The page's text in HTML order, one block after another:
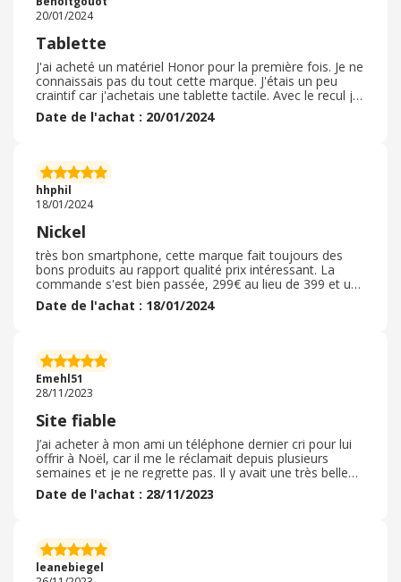
y et particulièrement sur ce site ou j'ai pu bénéficier du
meilleur prix.
20/01/2024
Tablette
J'ai acheté un matériel Honor pour la première fois. Je ne
connaissais pas du tout cette marque. J'étais un peu
craintif car j'achetais une tablette tactile. Avec le recul je
suis extrêmement satisfait. Le produit est très qualitatif,
je l'utilise depuis 4 mois et je suis ravi, pas de bug et un
difficile sur les produits technologiques. Je referai un
achat d'un produit de cette marque en toute confiance.
Je la recommande.
Date de l'achat : 20/01/2024
hhphil
18/01/2024
Nickel
très bon smartphone, cette marque fait toujours des
bons produits au rapport qualité prix intéressant. La
commande s'est bien passée, 299€ au lieu de 399 et une
paire d'écouteurs offerts. Le son est pas mal pour le prix.
Le site est bien fait, clair, et il y a souvent des offres
Chronopost oblige. Dommage que le bureau de poste
juste à coté de chez moi ne m'aie pas été proposé. Pas
grave mais il faut que j'aille dans une épicerie à 300
mètres de chez moi lol Je recommande cette marque
Date de l'achat : 18/01/2024
Emehl51
28/11/2023
Site fiable
J’ai acheter à mon ami un téléphone dernier cri pour lui
offrir à Noël, car il me le réclamait depuis plusieurs
semaines et je ne regrette pas. Il y avait une très belle
offre de - 100€ sur le prix de base avec les écouteurs et
à ce moment là j’ai eu le droit à un code promotionnel
suivant je l’avais déjà entre les mains. Tout était
soigneusement emballée. J’avais eu un numéro de suivi
et à été livrer par un transporteur je recommande
Date de l'achat : 28/11/2023
leanebiegel